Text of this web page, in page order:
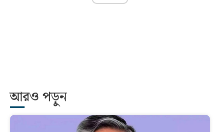
আরও পড়ুন